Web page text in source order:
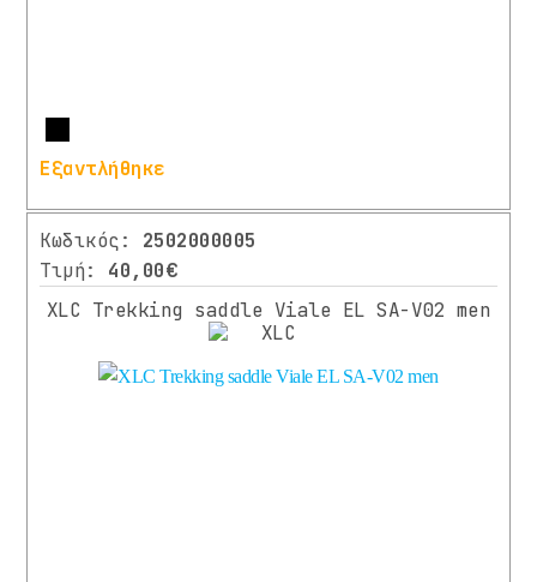
Εξαντλήθηκε
Κωδικός: 2502000005
Τιμή: 40,00€
XLC Trekking saddle Viale EL SA-V02 men